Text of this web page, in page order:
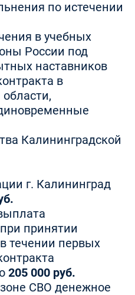
по истечении
в учебных
России под
наставников
в
Калининградской
г. Калининград
принятии
течении первых
205 000 руб.
СВО денежное